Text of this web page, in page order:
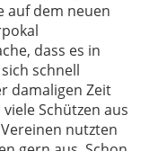
auf dem neuen
dass es in
schnell
damaligen Zeit
Schützen aus
nutzten